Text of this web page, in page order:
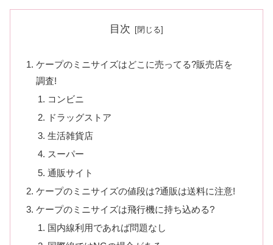
目次
ケープのミニサイズはどこに売ってる?販売店を
調査!
コンビニ
ドラッグストア
生活雑貨店
スーパー
通販サイト
ケープのミニサイズの値段は?通販は送料に注意!
ケープのミニサイズは飛行機に持ち込める?
国内線利用であれば問題なし